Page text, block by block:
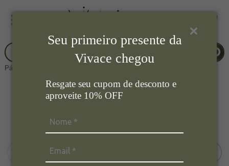
Seu primeiro presente da
Vivace chegou
Resgate seu cupom de desconto e
aproveite 10% OFF
Página Inicial Chaleira elétrica